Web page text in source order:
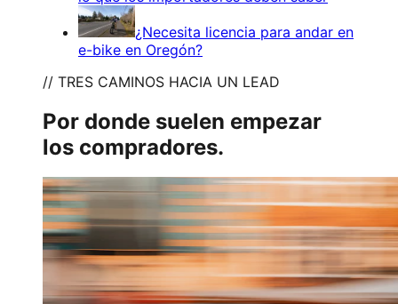
¿Necesita licencia para andar en
e-bike en Oregón?
// TRES CAMINOS HACIA UN LEAD
Por donde suelen empezar
los compradores.